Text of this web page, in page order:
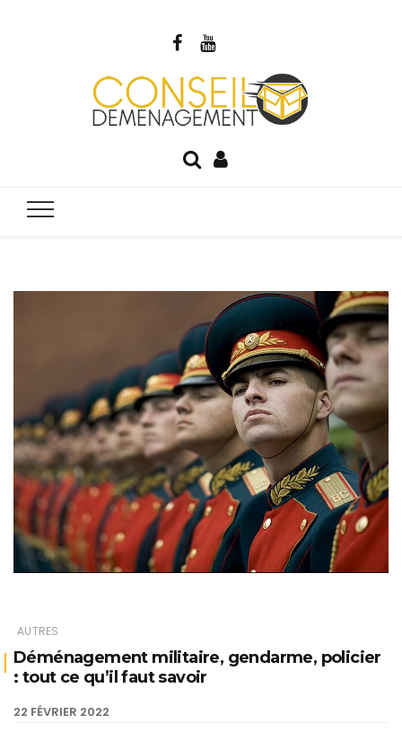
Votre guide du déménagement
AUTRES
Déménagement militaire, gendarme, policier
: tout ce qu’il faut savoir
22 FÉVRIER 2022